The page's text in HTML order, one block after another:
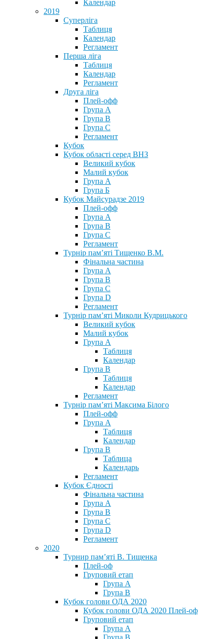
Календар
2019
Суперліга
Таблиця
Календар
Регламент
Перша ліга
Таблиця
Календар
Регламент
Друга ліга
Плей-офф
Група А
Група В
Група С
Регламент
Кубок
Кубок області серед ВНЗ
Великий кубок
Малий кубок
Група А
Група Б
Кубок Майсурадзе 2019
Плей-офф
Група А
Група В
Група С
Регламент
Турнір пам’яті Тищенко В.М.
Фінальна частина
Група А
Група В
Група С
Група D
Регламент
Турнір пам’яті Миколи Кудрицького
Великий кубок
Малий кубок
Група А
Таблиця
Календар
Група В
Таблиця
Календар
Регламент
Турнір пам’яті Максима Білого
Плей-офф
Група А
Таблиця
Календар
Група В
Таблица
Календарь
Регламент
Кубок Єдності
Фінальна частина
Група А
Група В
Група С
Група D
Регламент
2020
Турнир пам’яті В. Тищенка
Плей-оф
Груповий етап
Група А
Група В
Кубок голови ОДА 2020
Кубок голови ОДА 2020 Плей-оф
Груповий етап
Група A
Група B